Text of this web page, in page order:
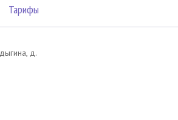
Тарифы
д.